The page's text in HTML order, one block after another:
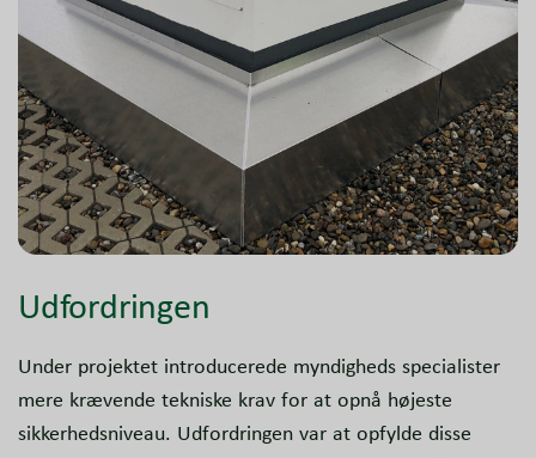
Udfordringen
Under projektet introducerede myndigheds specialister
mere krævende tekniske krav for at opnå højeste
sikkerhedsniveau. Udfordringen var at opfylde disse